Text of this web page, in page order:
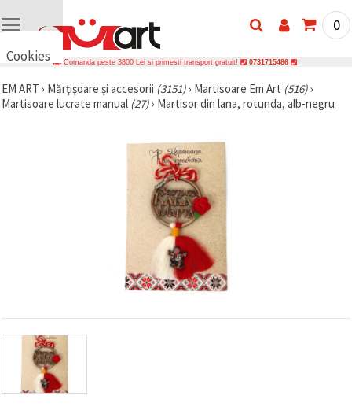
Cookies
vrem să vă
oferim
vă de
vizitele.
Puteți fi de
acord să
0
Comanda peste 3800 Lei si primesti transport gratuit! 0731715486
EM ART › Mărţişoare și accesorii (3151)› Martisoare Em Art (516)›
Martisoare lucrate manual (27)› Martisor din lana, rotunda, alb-negru